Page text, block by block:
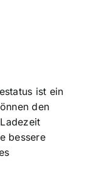
ist ein
den
bessere